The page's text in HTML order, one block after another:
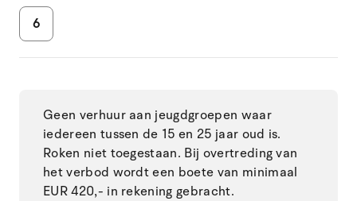
6
Geen verhuur aan jeugdgroepen waar
iedereen tussen de 15 en 25 jaar oud is.
Roken niet toegestaan. Bij overtreding van
het verbod wordt een boete van minimaal
EUR 420,- in rekening gebracht.